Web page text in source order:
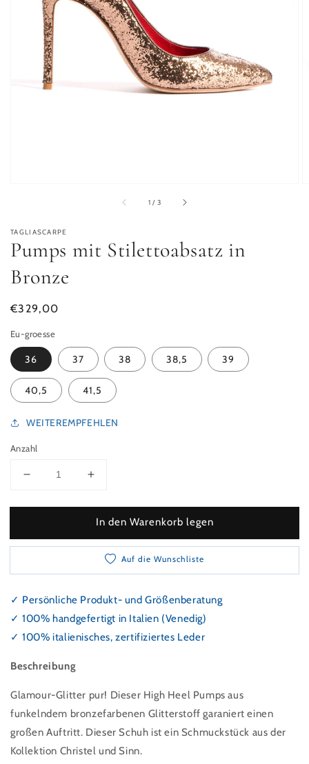
1 / von
3
TAGLIASCARPE
Pumps mit Stilettoabsatz in
Bronze
Normaler Preis
€329,00
Eu-groesse
36 37 38 38,5 39
40,5 41,5
WEITEREMPFEHLEN
Anzahl
Verringeren Sie die Menge für Pumps mit
Erhöhen Sie die Menge für Pumps mit
In den Warenkorb legen
Auf die Wunschliste
✓ Persönliche Produkt- und Größenberatung
✓ 100% handgefertigt in Italien (Venedig)
✓ 100% italienisches, zertifiziertes Leder
Beschreibung
Glamour-Glitter pur! Dieser High Heel Pumps aus
funkelndem bronzefarbenen Glitterstoff garaniert einen
großen Auftritt. Dieser Schuh ist ein Schmuckstück aus der
Kollektion Christel und Sinn.